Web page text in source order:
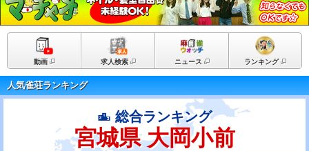
動画 求人検索 ニュース ランキング
人気雀荘ランキング
総合ランキング
宮城県 大岡小前